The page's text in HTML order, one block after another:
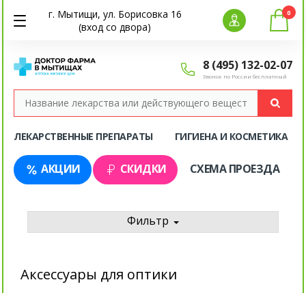
г. Мытищи, ул. Борисовка 16
(вход со двора)
8 (495) 132-02-07
Звонок по России бесплатный
0
ЛЕКАРСТВЕННЫЕ ПРЕПАРАТЫ ГИГИЕНА И КОСМЕТИКА
АКЦИИ СКИДКИ СХЕМА ПРОЕЗДА
Фильтр
Аксессуары для оптики